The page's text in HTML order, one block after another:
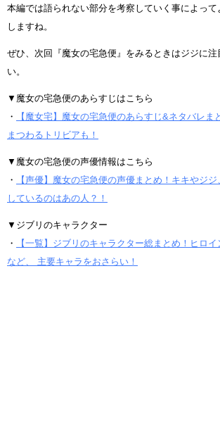
本編では語られない部分を考察していく事によっ
しますね。
ぜひ、次回『魔女の宅急便』をみるときはジジに注
い。
▼魔女の宅急便のあらすじはこちら
・
【魔女宅】魔女の宅急便のあらすじ&ネタバレま
まつわるトリビアも！
▼魔女の宅急便の声優情報はこちら
・
【声優】魔女の宅急便の声優まとめ！キキやジ
しているのはあの人？！
▼ジブリのキャラクター
・
【一覧】ジブリのキャラクター総まとめ！ヒロ
など、 主要キャラをおさらい！